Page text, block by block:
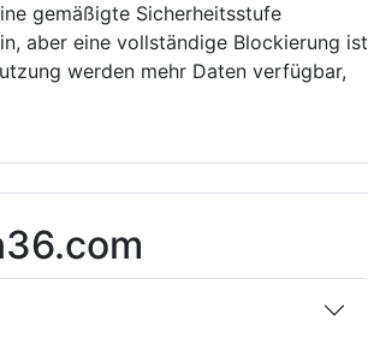
gemäßigte Sicherheitsstufe
aber eine vollständige Blockierung ist
werden mehr Daten verfügbar,